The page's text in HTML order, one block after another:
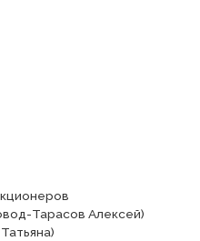
Тарасов Алексей)